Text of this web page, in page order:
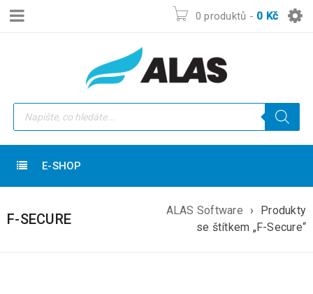
0 produktů - 0 Kč
E-SHOP
F-SECURE
ALAS Software ›
Produkty
se štítkem „F-Secure“